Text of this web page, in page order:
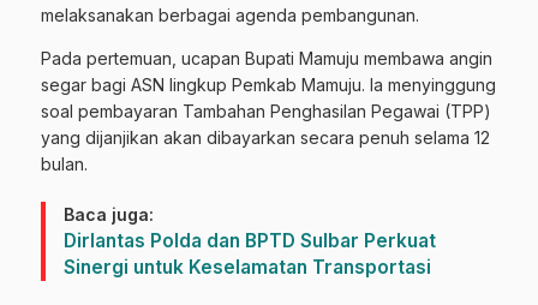
melaksanakan berbagai agenda pembangunan.
Pada pertemuan, ucapan Bupati Mamuju membawa angin
segar bagi ASN lingkup Pemkab Mamuju. Ia menyinggung
soal pembayaran Tambahan Penghasilan Pegawai (TPP)
yang dijanjikan akan dibayarkan secara penuh selama 12
bulan.
Baca juga:
Dirlantas Polda dan BPTD Sulbar Perkuat
Sinergi untuk Keselamatan Transportasi